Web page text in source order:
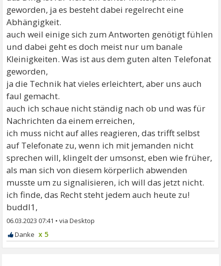
geworden, ja es besteht dabei regelrecht eine
Abhängigkeit.
auch weil einige sich zum Antworten genötigt fühlen
und dabei geht es doch meist nur um banale
Kleinigkeiten. Was ist aus dem guten alten Telefonat
geworden,
ja die Technik hat vieles erleichtert, aber uns auch
faul gemacht.
auch ich schaue nicht ständig nach ob und was für
Nachrichten da einem erreichen,
ich muss nicht auf alles reagieren, das trifft selbst
auf Telefonate zu, wenn ich mit jemanden nicht
sprechen will, klingelt der umsonst, eben wie früher,
als man sich von diesem körperlich abwenden
musste um zu signalisieren, ich will das jetzt nicht.
ich finde, das Recht steht jedem auch heute zu!
buddl1,
06.03.2023 07:41 •
x 5